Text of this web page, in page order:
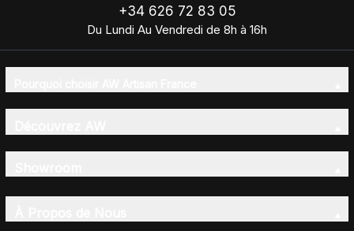
+34 626 72 83 05
Du Lundi Au Vendredi de 8h à 16h